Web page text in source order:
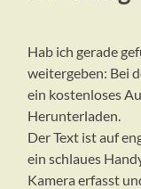
Hab ich gerade
weitergeben: Bei
ein kostenloses
Herunterladen.
Der Text ist auf
ein schlaues
Kamera erfasst